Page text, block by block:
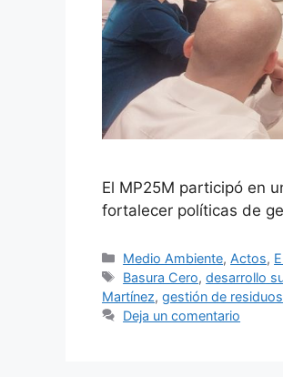
El MP25M participó en
fortalecer políticas de
Medio Ambiente, Actos,
Basura Cero,desarrollo
Martínez, gestión de residuos
Deja un comentario